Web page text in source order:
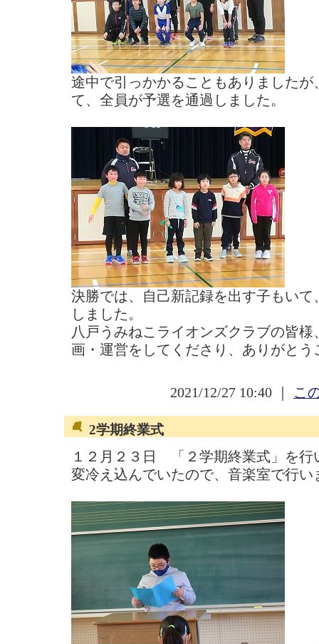
途中で引っかかることもありました
て、全員が予選を通過しました。
決勝では、自己新記録を出す子もい
しました。
八戸うみねこライオンズクラブの皆
画・運営をしてくださり、ありがとう
2021/12/27 10:40 ｜ こ
2学期終業式
１２月２３日 「２学期終業式」を行
変冷え込んでいたので、音楽室で行い